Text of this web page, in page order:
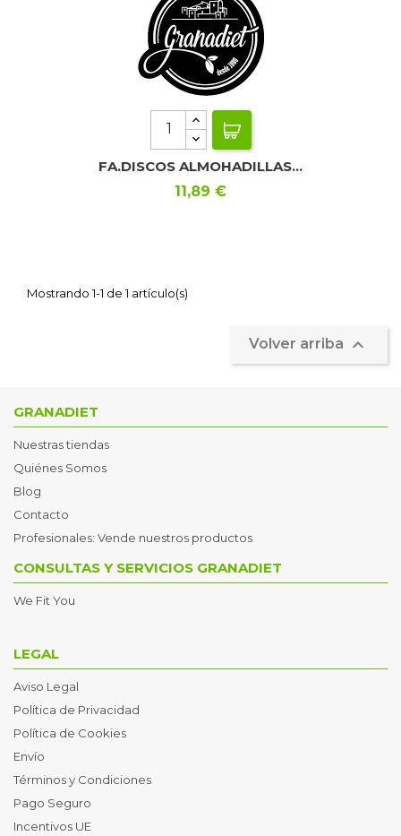
FA.DISCOS ALMOHADILLAS...
Precio
11,89 €
Mostrando 1-1 de 1 artículo(s)
Volver arriba 
GRANADIET
Nuestras tiendas
Quiénes Somos
Blog
Contacto
Profesionales: Vende nuestros productos
CONSULTAS Y SERVICIOS GRANADIET
We Fit You
LEGAL
Aviso Legal
Política de Privacidad
Política de Cookies
Envío
Términos y Condiciones
Pago Seguro
Incentivos UE